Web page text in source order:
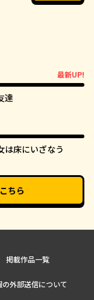
最新UP!
達
は床にいざなう
ちら
掲載作品一覧
外部送信について